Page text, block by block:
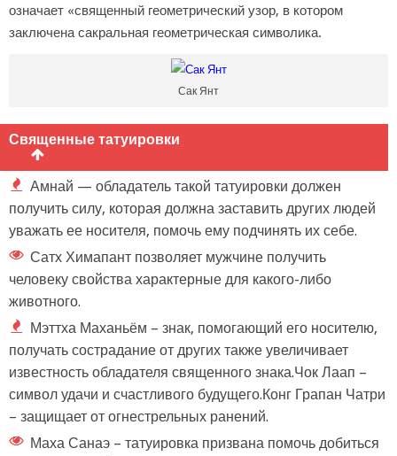
означает «священный геометрический узор, в котором
заключена сакральная геометрическая символика.
Сак Янт
Священные татуировки
Амнай — обладатель такой татуировки должен
получить силу, которая должна заставить других людей
уважать ее носителя, помочь ему подчинять их себе.
Сатх Химапант позволяет мужчине получить
человеку свойства характерные для какого-либо
животного.
Мэттха Маханьём – знак, помогающий его носителю,
получать сострадание от других также увеличивает
известность обладателя священного знака.Чок Лаап –
символ удачи и счастливого будущего.Конг Грапан Чатри
– защищает от огнестрельных ранений.
Маха Санаэ – татуировка призвана помочь добиться